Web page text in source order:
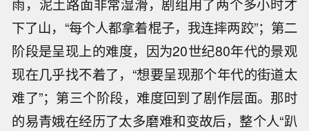
雨，泥土路面非常湿滑，剧组用了两个多小时才
下了山，“每个人都拿着棍子，我连摔两跤”；第二
阶段是呈现上的难度，因为20世纪80年代的景观
现在几乎找不着了，“想要呈现那个年代的街道太
难了”；第三个阶段，难度回到了剧作层面。那时
的易青娥在经历了太多磨难和变故后，整个人“趴